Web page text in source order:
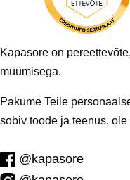
Kapasore on
müümisega.
Pakume Teile
sobiv toode ja teenus,
@kapasore